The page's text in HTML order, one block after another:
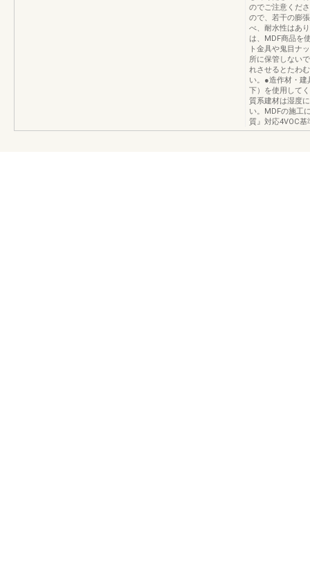
のでご注意くだ
ので、若干の膨
べ、耐水性はあ
は、MDF商品を
ト金具や鬼目ナ
所に保管しない
れさせるとたわ
い。●造作材・建
下）を使用して
質系建材は湿度
い。MDFの施工
質』対応4VOC